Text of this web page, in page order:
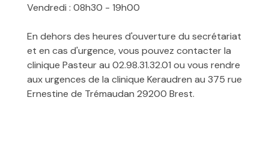
Vendredi : 08h30 - 19h00
En dehors des heures d'ouverture du secrétariat
et en cas d'urgence, vous pouvez contacter la
clinique Pasteur au 02.98.31.32.01 ou vous rendre
aux urgences de la clinique Keraudren au 375 rue
Ernestine de Trémaudan 29200 Brest.